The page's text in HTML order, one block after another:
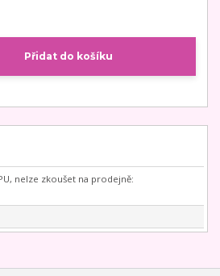
Přidat do košíku
nelze zkoušet na prodejně: